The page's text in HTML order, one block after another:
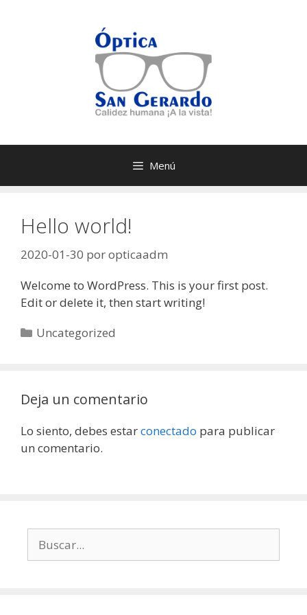
Menú
Hello world!
2020-01-30 poropticaadm
Welcome to WordPress. This is your first post.
Edit or delete it, then start writing!
Categorías
Uncategorized
Deja un comentario
Lo siento, debes estarconectado para publicar
un comentario.